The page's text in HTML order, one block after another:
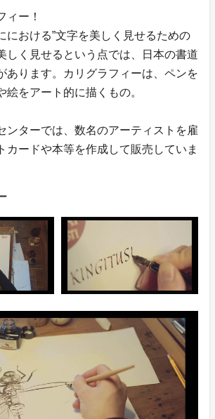
ィー！
における”文字を美しく見せるための
しく見せるという点では、日本の書道
あります。カリグラフィーは、ペンを
絵をアート的に描くもの。
ンターでは、数名のアーティストを雇
カードや本等を作成して販売していま